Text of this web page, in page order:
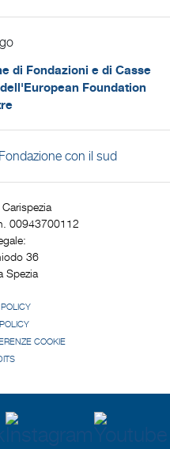
di Fondazioni e di Casse
Foundation
00943700112
36
Spezia
COOKIE